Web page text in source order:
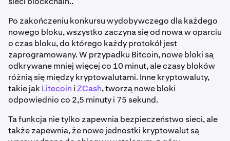
Po zakończeniu konkursu wydobywczego dla każdego
nowego bloku, wszystko zaczyna się od nowa w oparciu
o czas bloku, do którego każdy protokół jest
zaprogramowany. W przypadku Bitcoin, nowe bloki są
odkrywane mniej więcej co 10 minut, ale czasy bloków
różnią się między kryptowalutami. Inne kryptowaluty,
takie jak Litecoin iZCash, tworzą nowe bloki
odpowiednio co 2,5 minuty i 75 sekund.
Ta funkcja nie tylko zapewnia bezpieczeństwo sieci, ale
także zapewnia, że nowe jednostki kryptowalut są